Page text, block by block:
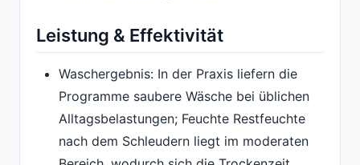
Leistung & Effektivität
Waschergebnis: In der Praxis liefern die
Programme saubere Wäsche bei üblichen
Alltagsbelastungen; Feuchte Restfeuchte
nach dem Schleudern liegt im moderaten